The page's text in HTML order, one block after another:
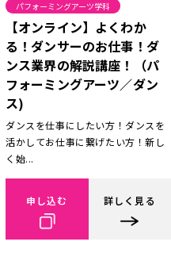
パフォーミングアーツ学科
【オンライン】よくわか
る！ダンサーのお仕事！ダ
ンス業界の解説講座！（パ
フォーミングアーツ／ダン
ス)
ダンスを仕事にしたい方！ダンスを
活かしてお仕事に繋げたい方！新し
く始...
申し込む 詳しく見る